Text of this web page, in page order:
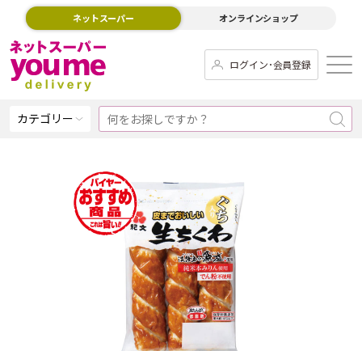
ネットスーパー オンラインショップ
ログイン･会員登録
カテゴリー